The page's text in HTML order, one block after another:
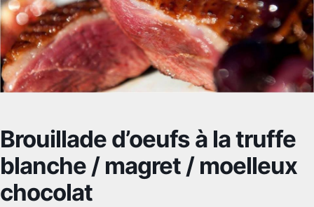
Brouillade d’oeufs à la truffe
blanche / magret / moelleux
chocolat